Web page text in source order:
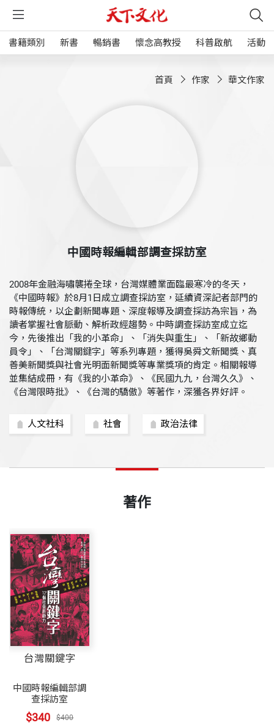
書籍類別 新書 暢銷書 懷念高教授 科普啟航 活動
首頁 作家 華文作家
中國時報編輯部調查採訪室
2008年金融海嘯襲捲全球，台灣媒體業面臨最寒冷的冬天，
《中國時報》於8月1日成立調查採訪室，延續資深記者部門的
時報傳統，以企劃新聞專題、深度報導及調查採訪為宗旨，為
讀者掌握社會脈動、解析政經趨勢。中時調查採訪室成立迄
今，先後推出「我的小革命」、「消失與重生」、「新故鄉動
員令」、「台灣關鍵字」等系列專題，獲得吳舜文新聞獎、真
善美新聞獎與社會光明面新聞獎等專業獎項的肯定。相關報導
並集結成冊，有《我的小革命》、《民國九九，台灣久久》、
《台灣限時批》、《台灣的驕傲》等著作，深獲各界好評。
人文社科 社會 政治法律
著作
台灣關鍵字
中國時報編輯部調
查採訪室
$340 $400